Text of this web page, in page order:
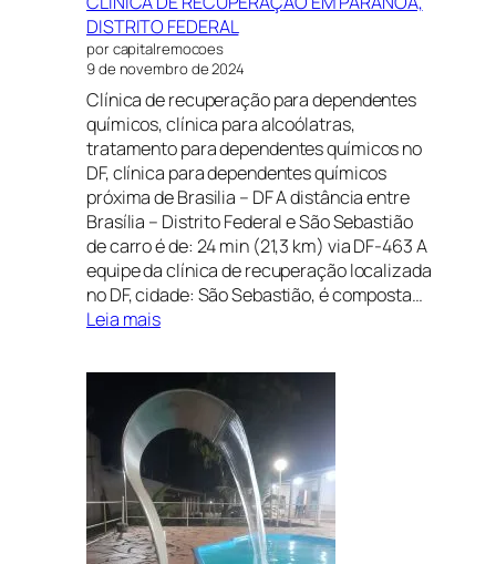
DISTRITO FEDERAL
por capitalremocoes
9 de novembro de 2024
Clínica de recuperação para dependentes
químicos, clínica para alcoólatras,
tratamento para dependentes químicos no
DF, clínica para dependentes químicos
próxima de Brasilia – DF A distância entre
Brasília – Distrito Federal e São Sebastião
de carro é de: 24 min (21,3 km) via DF-463 A
equipe da clínica de recuperação localizada
no DF, cidade: São Sebastião, é composta…
Leia mais:
DE
RECUPERAÇÃO
EM
PARANOÁ,
DISTRITO
FEDERAL